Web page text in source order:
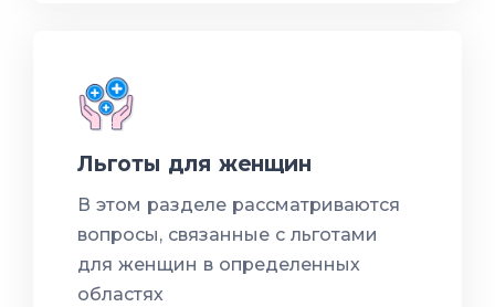
Льготы для женщин
В этом разделе рассматриваются
вопросы, связанные с льготами
для женщин в определенных
областях